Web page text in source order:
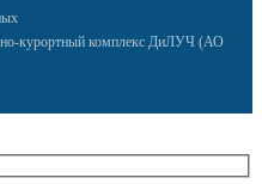
курортный комплекс ДиЛУЧ (АО